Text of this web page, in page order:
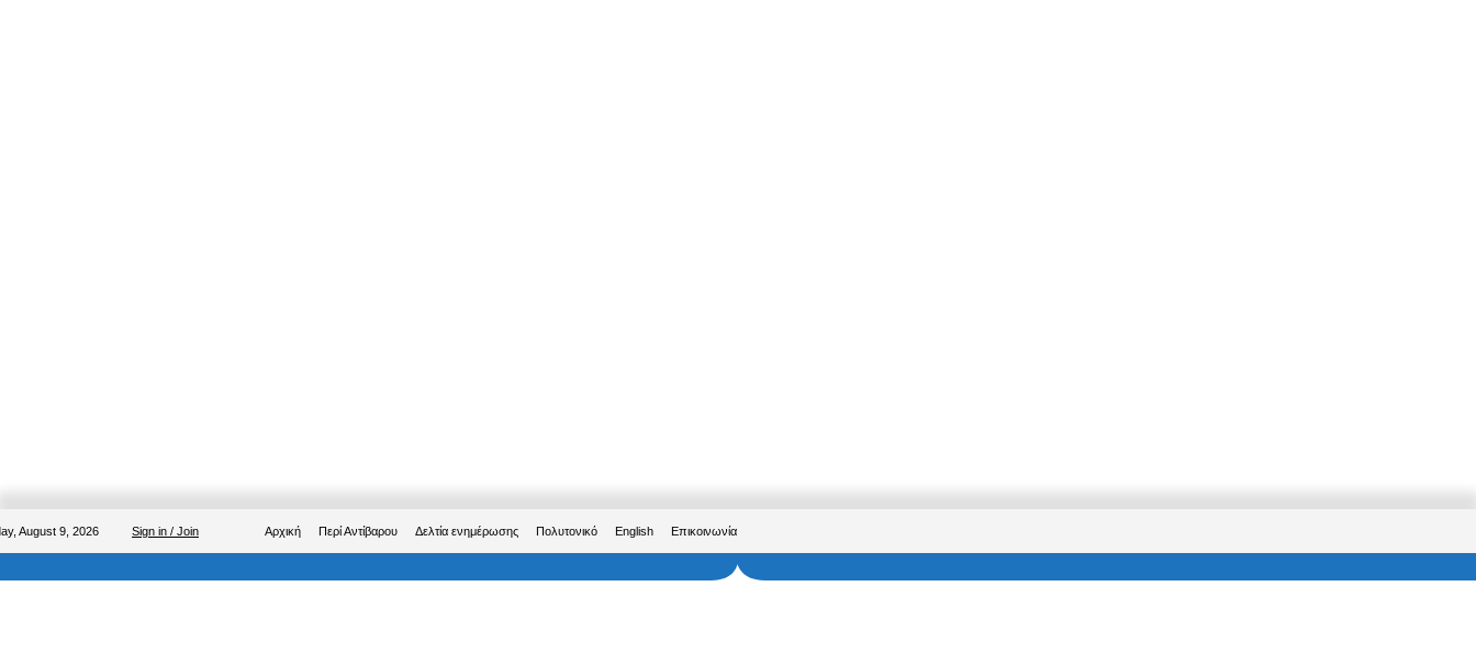
August 9, 2026 Sign in / Join Αρχική Περί Αντίβαρου Δελτία ενημέρωσης Πολυτονικό English Επικοινωνία